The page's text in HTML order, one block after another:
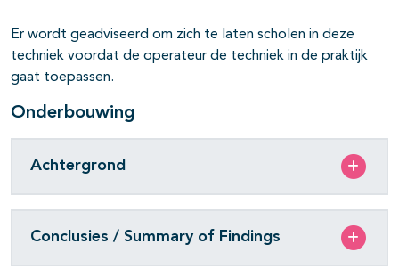
Er wordt geadviseerd om zich te laten scholen in deze
techniek voordat de operateur de techniek in de praktijk
gaat toepassen.
Onderbouwing
Achtergrond
Conclusies / Summary of Findings